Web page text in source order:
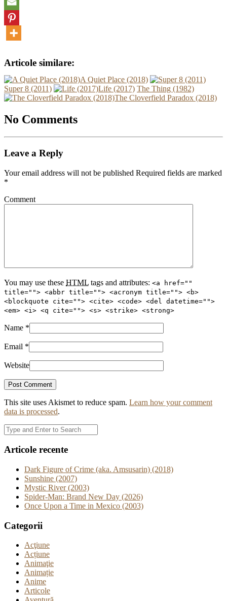
Articole similare:
A Quiet Place (2018)
Super 8 (2011)
Life (2017) The Thing (1982)
The Cloverfield Paradox (2018)
No Comments
Leave a Reply
Your email address will not be published Required fields are marked
*
Comment
You may use these HTML tags and attributes: <a href=""
title=""> <abbr title=""> <acronym title=""> <b>
<blockquote cite=""> <cite> <code> <del datetime="">
<em> <i> <q cite=""> <s> <strike> <strong>
Name *
Email *
Website
This site uses Akismet to reduce spam. Learn how your comment
data is processed.
Articole recente
Dark Figure of Crime (aka. Amsusarin) (2018)
Sunshine (2007)
Mystic River (2003)
Spider-Man: Brand New Day (2026)
Once Upon a Time in Mexico (2003)
Categorii
Acţiune
Acțiune
Animaţie
Animație
Anime
Articole